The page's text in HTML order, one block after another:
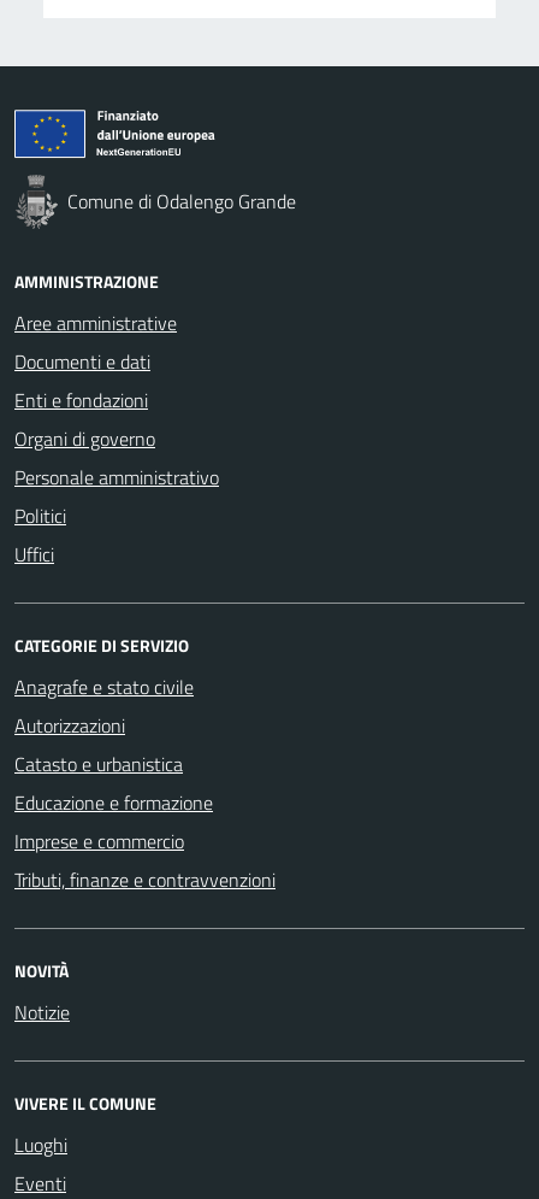
Comune di Odalengo Grande
AMMINISTRAZIONE
Aree amministrative
Documenti e dati
Enti e fondazioni
Organi di governo
Personale amministrativo
Politici
Uffici
CATEGORIE DI SERVIZIO
Anagrafe e stato civile
Autorizzazioni
Catasto e urbanistica
Educazione e formazione
Imprese e commercio
Tributi, finanze e contravvenzioni
NOVITÀ
Notizie
VIVERE IL COMUNE
Luoghi
Eventi